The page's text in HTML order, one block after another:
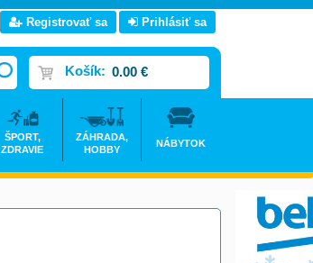
Registrovať sa Prihlásiť sa
Košík: 0.00 €
ŠPORT,
ZDRAVIE
ZÁHRADA,
HOBBY
NÁBYTOK